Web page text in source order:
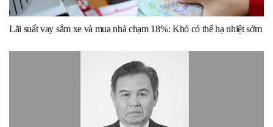
Lãi suất vay sắm xe và mua nhà chạm 18%: Khó có thể hạ nhiệt sớm